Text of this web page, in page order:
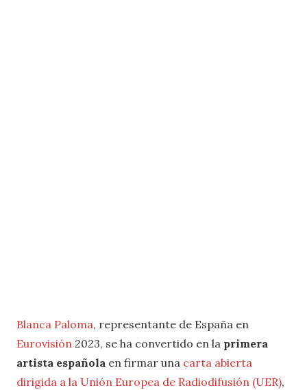
Blanca Paloma, representante de España en
Eurovisión 2023, se ha convertido en la primera
artista española en firmar una carta abierta
dirigida a la Unión Europea de Radiodifusión (UER),